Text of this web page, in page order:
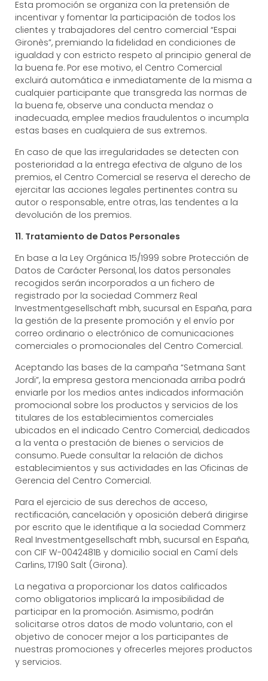
Esta promoción se organiza con la pretensión de
incentivar y fomentar la participación de todos los
clientes y trabajadores del centro comercial “Espai
Gironès”, premiando la fidelidad en condiciones de
igualdad y con estricto respeto al principio general de
la buena fe. Por ese motivo, el Centro Comercial
excluirá automática e inmediatamente de la misma a
cualquier participante que transgreda las normas de
la buena fe, observe una conducta mendaz o
inadecuada, emplee medios fraudulentos o incumpla
estas bases en cualquiera de sus extremos.
En caso de que las irregularidades se detecten con
posterioridad a la entrega efectiva de alguno de los
premios, el Centro Comercial se reserva el derecho de
ejercitar las acciones legales pertinentes contra su
autor o responsable, entre otras, las tendentes a la
devolución de los premios.
11. Tratamiento de Datos Personales
En base a la Ley Orgánica 15/1999 sobre Protección de
Datos de Carácter Personal, los datos personales
recogidos serán incorporados a un fichero de
registrado por la sociedad Commerz Real
Investmentgesellschaft mbh, sucursal en España, para
la gestión de la presente promoción y el envío por
correo ordinario o electrónico de comunicaciones
comerciales o promocionales del Centro Comercial.
Aceptando las bases de la campaña “Setmana Sant
Jordi”, la empresa gestora mencionada arriba podrá
enviarle por los medios antes indicados información
promocional sobre los productos y servicios de los
titulares de los establecimientos comerciales
ubicados en el indicado Centro Comercial, dedicados
a la venta o prestación de bienes o servicios de
consumo. Puede consultar la relación de dichos
establecimientos y sus actividades en las Oficinas de
Gerencia del Centro Comercial.
Para el ejercicio de sus derechos de acceso,
rectificación, cancelación y oposición deberá dirigirse
por escrito que le identifique a la sociedad Commerz
Real Investmentgesellschaft mbh, sucursal en España,
con CIF W-0042481B y domicilio social en Camí dels
Carlins, 17190 Salt (Girona).
La negativa a proporcionar los datos calificados
como obligatorios implicará la imposibilidad de
participar en la promoción. Asimismo, podrán
solicitarse otros datos de modo voluntario, con el
objetivo de conocer mejor a los participantes de
nuestras promociones y ofrecerles mejores productos
y servicios.